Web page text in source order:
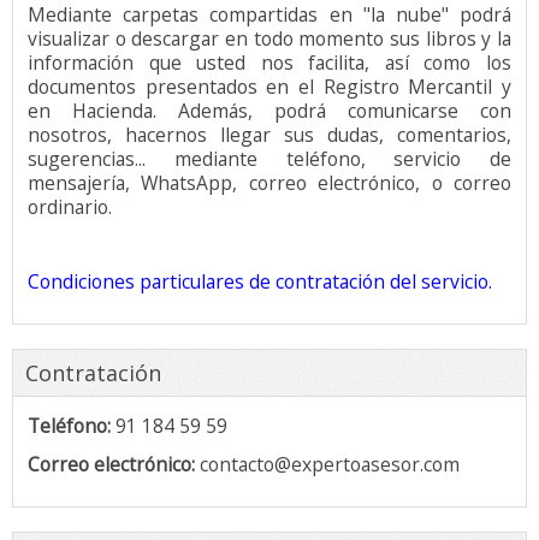
Mediante carpetas compartidas en "la nube" podrá
visualizar o descargar en todo momento sus libros y la
información que usted nos facilita, así como los
documentos presentados en el Registro Mercantil y
en Hacienda. Además, podrá comunicarse con
nosotros, hacernos llegar sus dudas, comentarios,
sugerencias... mediante teléfono, servicio de
mensajería, WhatsApp, correo electrónico, o correo
ordinario.
Condiciones particulares de contratación del servicio.
Contratación
Teléfono:91 184 59 59
Correo electrónico:contacto@expertoasesor.com